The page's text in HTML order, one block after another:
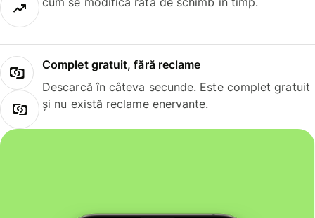
Complet gratuit, fără reclame
Descarcă în câteva secunde. Este complet gratuit
și nu există reclame enervante.